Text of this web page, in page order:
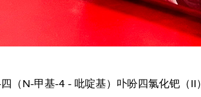
（N-甲基-4 - 吡啶基）卟吩四氯化钯（II）